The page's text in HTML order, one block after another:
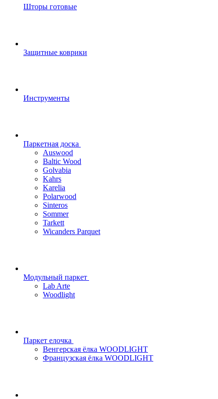
Шторы готовые
Защитные коврики
Инструменты
Паркетная доска
Auswood
Baltic Wood
Golvabia
Kahrs
Karelia
Polarwood
Sinteros
Sommer
Tarkett
Wicanders Parquet
Модульный паркет
Lab Arte
Woodlight
Паркет елочка
Венгерская ёлка WOODLIGHT
Французская ёлка WOODLIGHT